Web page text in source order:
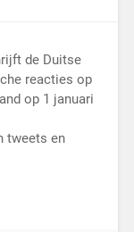
de Duitse
reacties op
op 1 januari
tweets en